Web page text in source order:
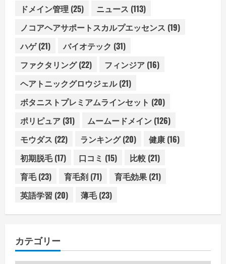
ドメイン管理 (25) ニュース (113)
ノコアヘアサポートスカルプエッセンス (19)
ハゲ(21) バイオテック (31)
ファクタリング(22) フィンジア (16)
ヘアトニックグロウジェル(21)
ボタニストプレミアムラインセット (20)
ポリピュア (31) ムームードメイン (126)
モウダス (22) ランキング(20) 健康 (16)
初期脱毛(17) 口コミ (15) 比較 (21)
育毛(23) 育毛剤 (71) 育毛効果 (21)
英語学習 (20) 薄毛(23)
カテゴリー